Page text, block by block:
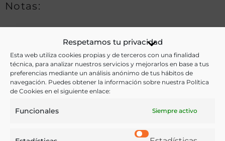
Respetamos tu privacidad
Esta web utiliza cookies propias y de terceros con una finalidad
técnica, para analizar nuestros servicios y mejorarlos en base a tus
preferencias mediante un análisis anónimo de tus hábitos de
navegación. Puedes obtener la información sobre nuestra Política
de Cookies en el siguiente enlace:
Funcionales Siempre activo
Notas:
Ver más libros de estas materias:
Alimentos, Economía y Comercio ,Ejército, Historia
Ver más libros con las palabras clave:
Abastecimiento Reglamentos